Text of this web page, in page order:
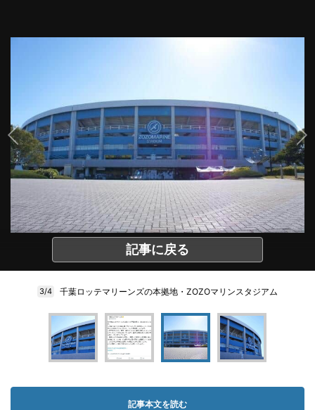
記事に戻る
3/4 千葉ロッテマリーンズの本拠地・ZOZOマリンスタジアム
記事本文を読む